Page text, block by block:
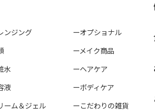
ンジング
水
液
ーム＆ジェル
ーオプショナル
ーメイク商品
ーヘアケア
ーボディケア
ーこだわりの雑貨